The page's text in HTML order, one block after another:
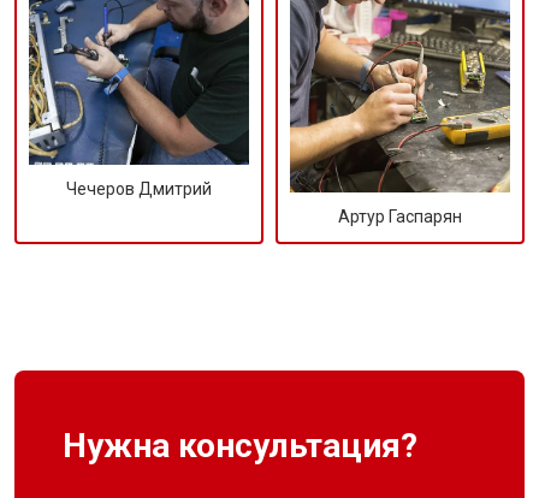
Чечеров Дмитрий
Артур Гаспарян
Нужна консультация?